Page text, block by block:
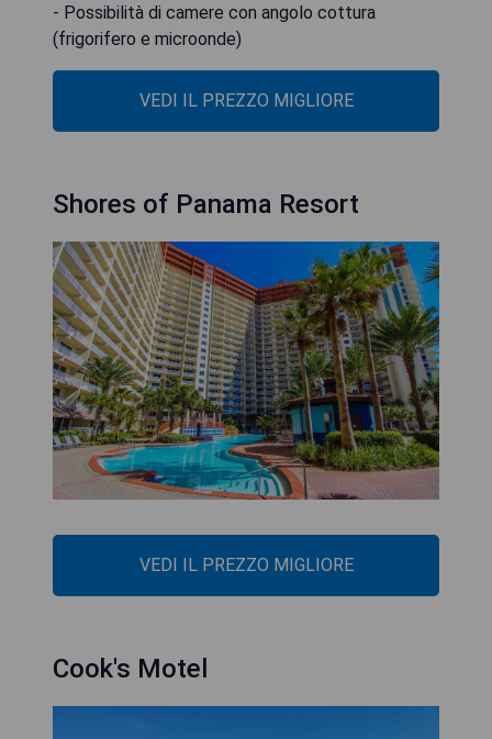
- Possibilità di camere con angolo cottura
(frigorifero e microonde)
VEDI IL PREZZO MIGLIORE
Shores of Panama Resort
VEDI IL PREZZO MIGLIORE
Cook's Motel